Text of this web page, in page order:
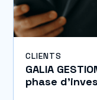
CLIENTS
GALIA
phase